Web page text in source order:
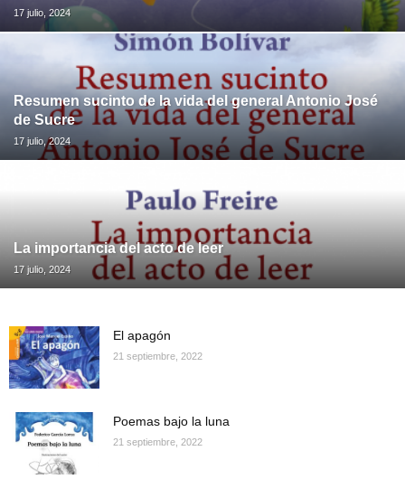
17 julio, 2024
Resumen sucinto de la vida del general Antonio José
de Sucre
17 julio, 2024
La importancia del acto de leer
17 julio, 2024
El apagón
21 septiembre, 2022
Poemas bajo la luna
21 septiembre, 2022